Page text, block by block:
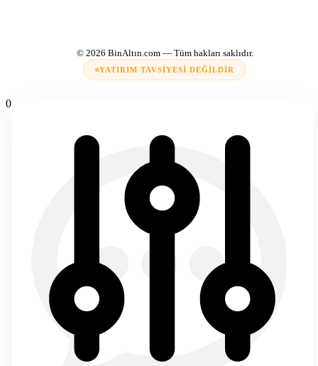
© 2026 BinAltın.com— Tüm hakları saklıdır.
YATIRIM TAVSIYESI DEĞILDIR
0